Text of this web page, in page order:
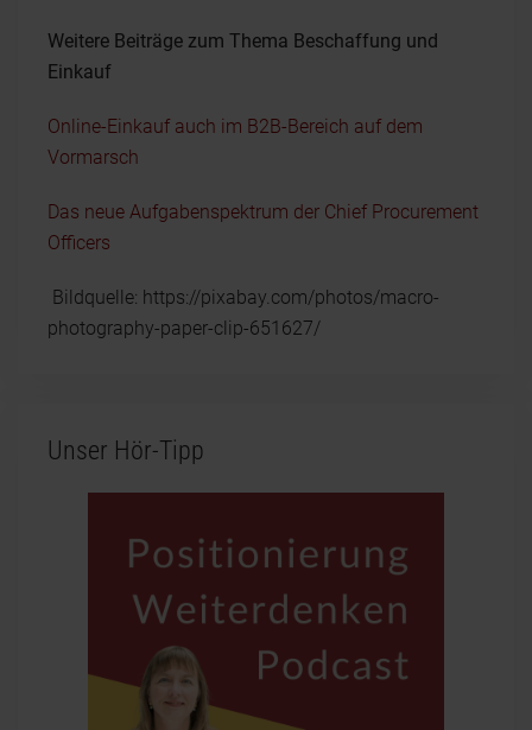
Weitere Beiträge zum Thema Beschaffung und
Einkauf
Online-Einkauf auch im B2B-Bereich auf dem
Vormarsch
Das neue Aufgabenspektrum der Chief Procurement
Officers
Bildquelle: https://pixabay.com/photos/macro-
photography-paper-clip-651627/
Unser Hör-Tipp